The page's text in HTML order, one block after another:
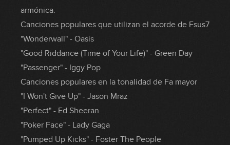
armónica.
Canciones populares que utilizan el acorde de Fsus7
"Wonderwall" - Oasis
"Good Riddance (Time of Your Life)" - Green Day
"Passenger" - Iggy Pop
Canciones populares en la tonalidad de Fa mayor
"I Won't Give Up" - Jason Mraz
"Perfect" - Ed Sheeran
"Poker Face" - Lady Gaga
"Pumped Up Kicks" - Foster The People